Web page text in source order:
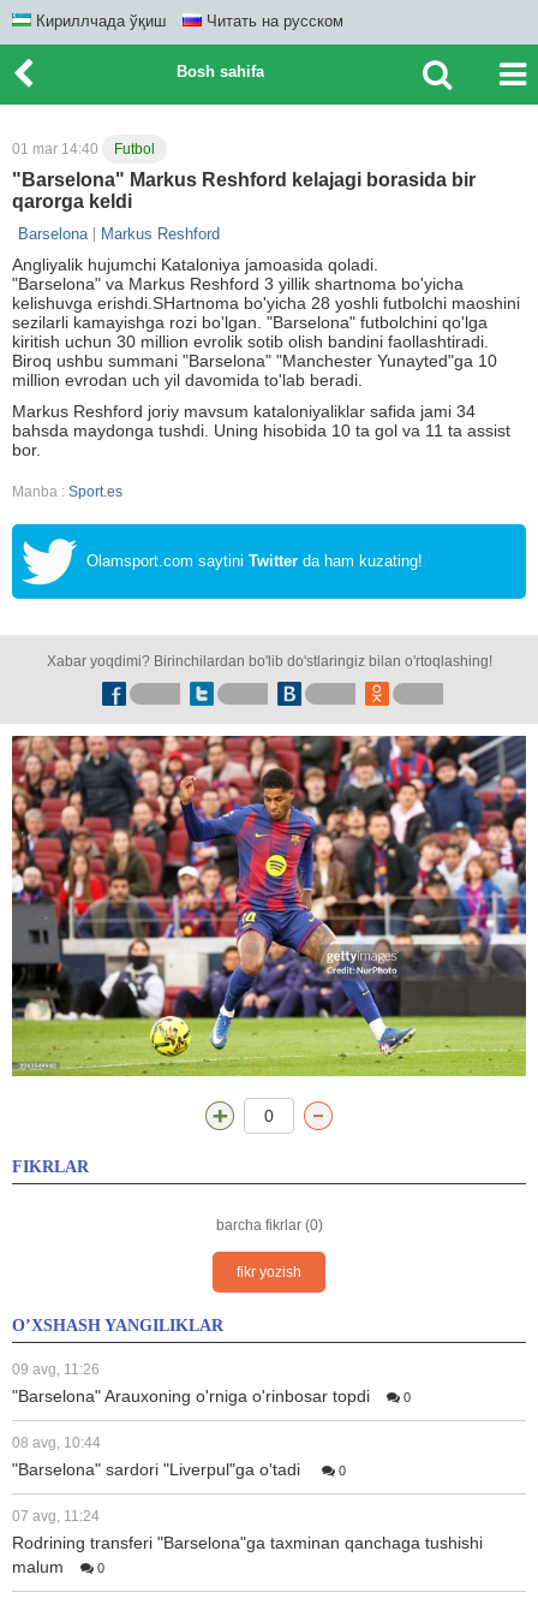
Кириллчада ўқиш Читать на русском
Bosh sahifa
01 mar 14:40 Futbol
"Barselona" Markus Reshford kelajagi borasida bir
qarorga keldi
Barselona Markus Reshford
Angliyalik hujumchi Kataloniya jamoasida qoladi.
"Barselona" va Markus Reshford 3 yillik shartnoma bo'yicha
kelishuvga erishdi.SHartnoma bo'yicha 28 yoshli futbolchi maoshini
sezilarli kamayishga rozi bo'lgan. "Barselona" futbolchini qo'lga
kiritish uchun 30 million evrolik sotib olish bandini faollashtiradi.
Biroq ushbu summani "Barselona" "Manchester Yunayted"ga 10
million evrodan uch yil davomida to'lab beradi.
Markus Reshford joriy mavsum kataloniyaliklar safida jami 34
bahsda maydonga tushdi. Uning hisobida 10 ta gol va 11 ta assist
bor.
Manba : Sport.es
Olamsport.com saytini Twitter da ham kuzating!
Xabar yoqdimi? Birinchilardan bo'lib do'stlaringiz bilan o'rtoqlashing!
0
FIKRLAR
barcha fikrlar (0)
fikr yozish
O’XSHASH YANGILIKLAR
09 avg, 11:26
"Barselona" Arauxoning o'rniga o'rinbosar topdi 0
08 avg, 10:44
"Barselona" sardori "Liverpul"ga o'tadi 0
07 avg, 11:24
Rodrining transferi "Barselona"ga taxminan qanchaga tushishi
malum
0